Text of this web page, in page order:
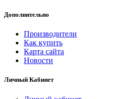
Дополнительно
Производители
Как купить
Карта сайта
Новости
Личный Кабинет